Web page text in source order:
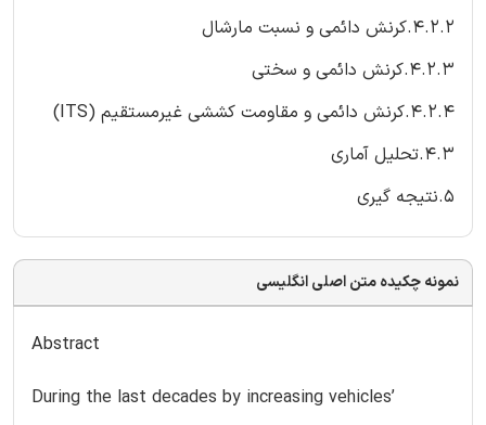
4.2.2.کرنش دائمی و نسبت مارشال
4.2.3.کرنش دائمی و سختی
4.2.4.کرنش دائمی و مقاومت کششی غیرمستقیم (ITS)
4.3.تحلیل آماری
5.نتیجه گیری
نمونه چکیده متن اصلی انگلیسی
Abstract
During the last decades by increasing vehicles’